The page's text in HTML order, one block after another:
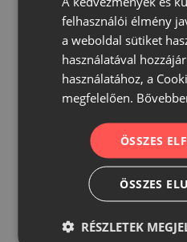
felhasználói élmény
a weboldal sütiket
használatával
használatához, a
megfelelően.
ÖSSZES
ÖSSZES
RÉSZLETEK